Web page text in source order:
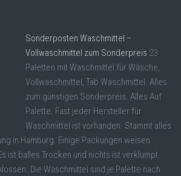
Sonderposten Waschmittel –
Vollwaschmittel zum Sonderpreis 23
Paletten mit Waschmittel für Wäsche,
Vollwaschmittel, Tab Waschmittel. Alles
zum günstigen Sonderpreis. Alles Auf
Palette. Fast jeder Hersteller für
Waschmittel ist vorhanden. Stammt alles
in Hamburg. Einige Packungen weisen
ist balles Trocken und nichts ist verklumpt.
Die Waschmittel sind je Palette nach